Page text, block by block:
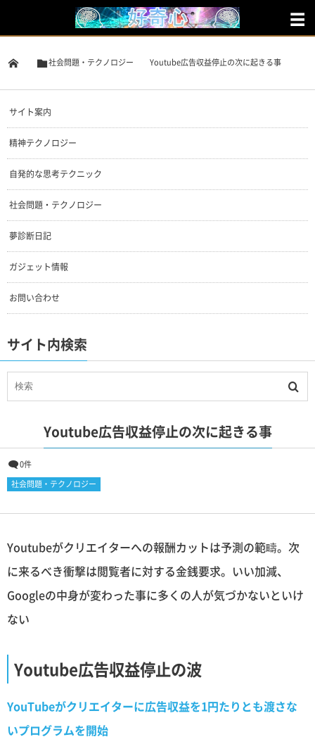
社会問題・テクノロジー Youtube広告収益停止の次に起きる事
サイト案内
精神テクノロジー
自発的な思考テクニック
社会問題・テクノロジー
夢診断日記
ガジェット情報
お問い合わせ
サイト内検索
Youtube広告収益停止の次に起きる事
0件
社会問題・テクノロジー
Youtubeがクリエイターへの報酬カットは予測の範疇。次
に来るべき衝撃は閲覧者に対する金銭要求。いい加減、
Googleの中身が変わった事に多くの人が気づかないといけ
ない
Youtube広告収益停止の波
YouTubeがクリエイターに広告収益を1円たりとも渡さな
いプログラムを開始